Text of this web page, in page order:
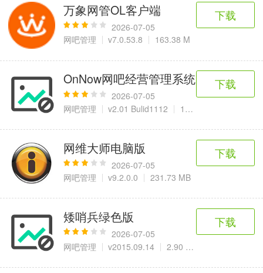
万象网管OL客户端
2026-07-05
网吧管理
v7.0.53.8 163.38 M
下载
OnNow网吧经营管理系统
2026-07-05
网吧管理
v2.01 Bulid1112 12.5 MB
下载
网维大师电脑版
2026-07-05
网吧管理
v9.2.0.0 231.73 MB
下载
矮哨兵绿色版
2026-07-05
网吧管理
v2015.09.14 2.90 MB
下载